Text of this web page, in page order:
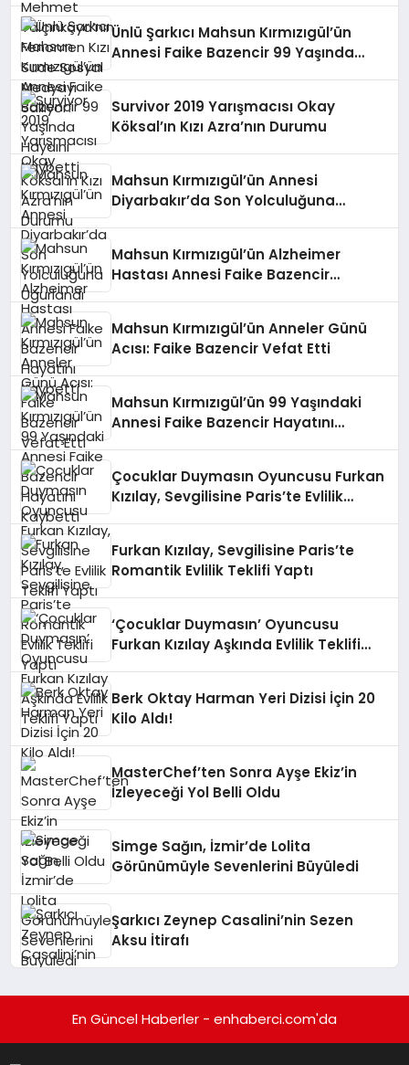
Ünlü Şarkıcı Mahsun Kırmızıgül’ün
Annesi Faike Bazencir 99 Yaşında
Survivor 2019 Yarışmacısı Okay
Köksal’ın Kızı Azra’nın Durumu
Mahsun Kırmızıgül’ün Annesi
Diyarbakır’da Son Yolculuğuna
Mahsun Kırmızıgül’ün Alzheimer
Hastası Annesi Faike Bazencir
Mahsun Kırmızıgül’ün Anneler Günü
Acısı: Faike Bazencir Vefat Etti
Mahsun Kırmızıgül’ün 99 Yaşındaki
Annesi Faike Bazencir Hayatını
Çocuklar Duymasın Oyuncusu Furkan
Kızılay, Sevgilisine Paris’te Evlilik
Furkan Kızılay, Sevgilisine Paris’te
Romantik Evlilik Teklifi Yaptı
‘Çocuklar Duymasın’ Oyuncusu
Furkan Kızılay Aşkında Evlilik Teklifi
Berk Oktay Harman Yeri Dizisi İçin 20
Kilo Aldı!
MasterChef’ten Sonra Ayşe Ekiz’in
İzleyeceği Yol Belli Oldu
Simge Sağın, İzmir’de Lolita
Görünümüyle Sevenlerini Büyüledi
Şarkıcı Zeynep Casalini’nin Sezen
Aksu İtirafı
En Güncel Haberler - enhaberci.com'da